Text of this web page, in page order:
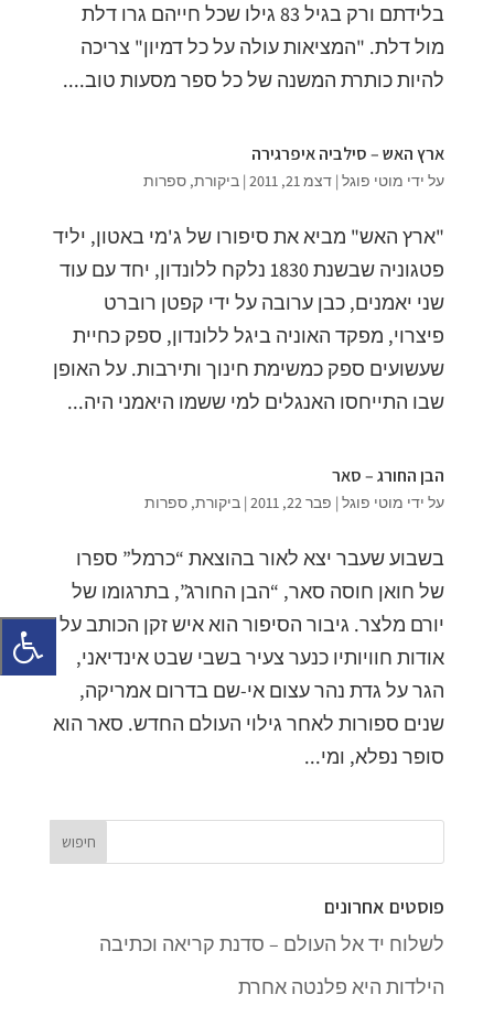
בלידתם ורק בגיל 83 גילו שכל חייהם גרו דלת
מול דלת. "המציאות עולה על כל דמיון" צריכה
להיות כותרת המשנה של כל ספר מסעות טוב....
ארץ האש – סילביה איפרגירה
על ידי מוטי פוגל| דצמ 21, 2011 | ביקורת, ספרות
"ארץ האש" מביא את סיפורו של ג'מי באטון, יליד
פטגוניה שבשנת 1830 נלקח ללונדון, יחד עם עוד
שני יאמנים, כבן ערובה על ידי קפטן רוברט
פיצרוי, מפקד האוניה ביגל ללונדון, ספק כחיית
שעשועים ספק כמשימת חינוך ותירבות. על האופן
שבו התייחסו האנגלים למי ששמו היאמני היה...
הבן החורג – סאר
על ידי מוטי פוגל| פבר 22, 2011 | ביקורת, ספרות
בשבוע שעבר יצא לאור בהוצאת “כרמל” ספרו
של חואן חוסה סאר, “הבן החורג”, בתרגומו של
יורם מלצר. גיבור הסיפור הוא איש זקן הכותב על
אודות חוויותיו כנער צעיר בשבי שבט אינדיאני,
הגר על גדת נהר עצום אי-שם בדרום אמריקה,
שנים ספורות לאחר גילוי העולם החדש. סאר הוא
סופר נפלא, ומי...
פוסטים אחרונים
לשלוח יד אל העולם – סדנת קריאה וכתיבה
הילדות היא פלנטה אחרת